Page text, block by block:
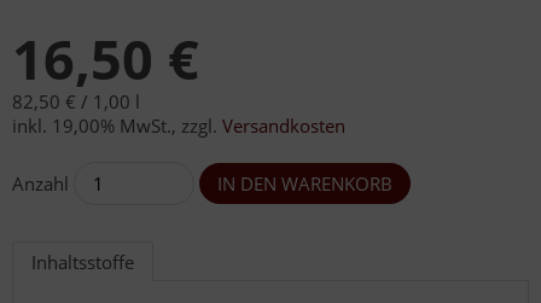
16,50 €
82,50 € / 1,00 l
inkl. 19,00% MwSt., zzgl. Versandkosten
Anzahl
Inhaltsstoffe